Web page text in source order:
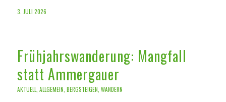
3. JULI 2026
Frühjahrswanderung: Mangfall
statt Ammergauer
AKTUELL ALLGEMEIN BERGSTEIGEN WANDERN